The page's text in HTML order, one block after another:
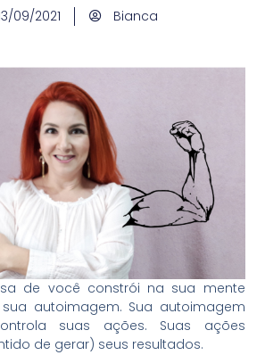
09/2021 Bianca
de você constrói na sua mente
autoimagem. Sua autoimagem
suas ações. Suas ações
de gerar) seus resultados.